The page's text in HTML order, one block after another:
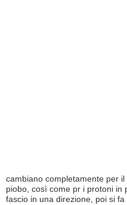
cambiano completamente per
piobo, così come pr i protoni in
fascio in una direzione, poi si